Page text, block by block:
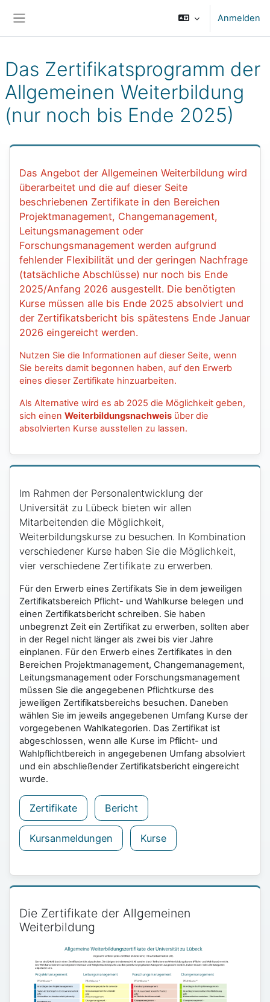
Anmelden
Das Zertifikatsprogramm der
Allgemeinen Weiterbildung
(nur noch bis Ende 2025)
Blöcke
Das Angebot der Allgemeinen Weiterbildung wird
überarbeitet und die auf dieser Seite
beschriebenen Zertifikate in den Bereichen
Projektmanagement, Changemanagement,
Leitungsmanagement oder
Forschungsmanagement werden aufgrund
fehlender Flexibilität und der geringen Nachfrage
(tatsächliche Abschlüsse) nur noch bis Ende
2025/Anfang 2026 ausgestellt. Die benötigten
Kurse müssen alle bis Ende 2025 absolviert und
der Zertifikatsbericht bis spätestens Ende Januar
2026 eingereicht werden.
Nutzen Sie die Informationen auf dieser Seite, wenn
Sie bereits damit begonnen haben, auf den Erwerb
eines dieser Zertifikate hinzuarbeiten.
Als Alternative wird es ab 2025 die Möglichkeit geben,
sich einen Weiterbildungsnachweis über die
absolvierten Kurse ausstellen zu lassen.
Im Rahmen der Personalentwicklung der
Universität zu Lübeck bieten wir allen
Mitarbeitenden die Möglichkeit,
Weiterbildungskurse zu besuchen. In Kombination
verschiedener Kurse haben Sie die Möglichkeit,
vier verschiedene Zertifikate zu erwerben.
Für den Erwerb eines Zertifikats Sie in dem jeweiligen
Zertifikatsbereich Pflicht- und Wahlkurse belegen und
einen Zertifikatsbericht schreiben. Sie haben
unbegrenzt Zeit ein Zertifikat zu erwerben, sollten aber
in der Regel nicht länger als zwei bis vier Jahre
einplanen. Für den Erwerb eines Zertifikates in den
Bereichen Projektmanagement, Changemanagement,
Leitungsmanagement oder Forschungsmanagement
müssen Sie die angegebenen Pflichtkurse des
jeweiligen Zertifikatsbereichs besuchen. Daneben
wählen Sie im jeweils angegebenen Umfang Kurse der
vorgegebenen Wahlkategorien. Das Zertifikat ist
abgeschlossen, wenn alle Kurse im Pflicht- und
Wahlpflichtbereich in angegebenen Umfang absolviert
und ein abschließender Zertifikatsbericht eingereicht
wurde.
Zertifikate Bericht
Kursanmeldungen Kurse
Die Zertifikate der Allgemeinen
Weiterbildung